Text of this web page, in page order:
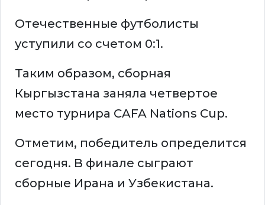
Отечественные футболисты
уступили со счетом 0:1.
Таким образом, сборная
Кыргызстана заняла четвертое
место турнира CAFA Nations Cup.
Отметим, победитель определится
сегодня. В финале сыграют
сборные Ирана и Узбекистана.